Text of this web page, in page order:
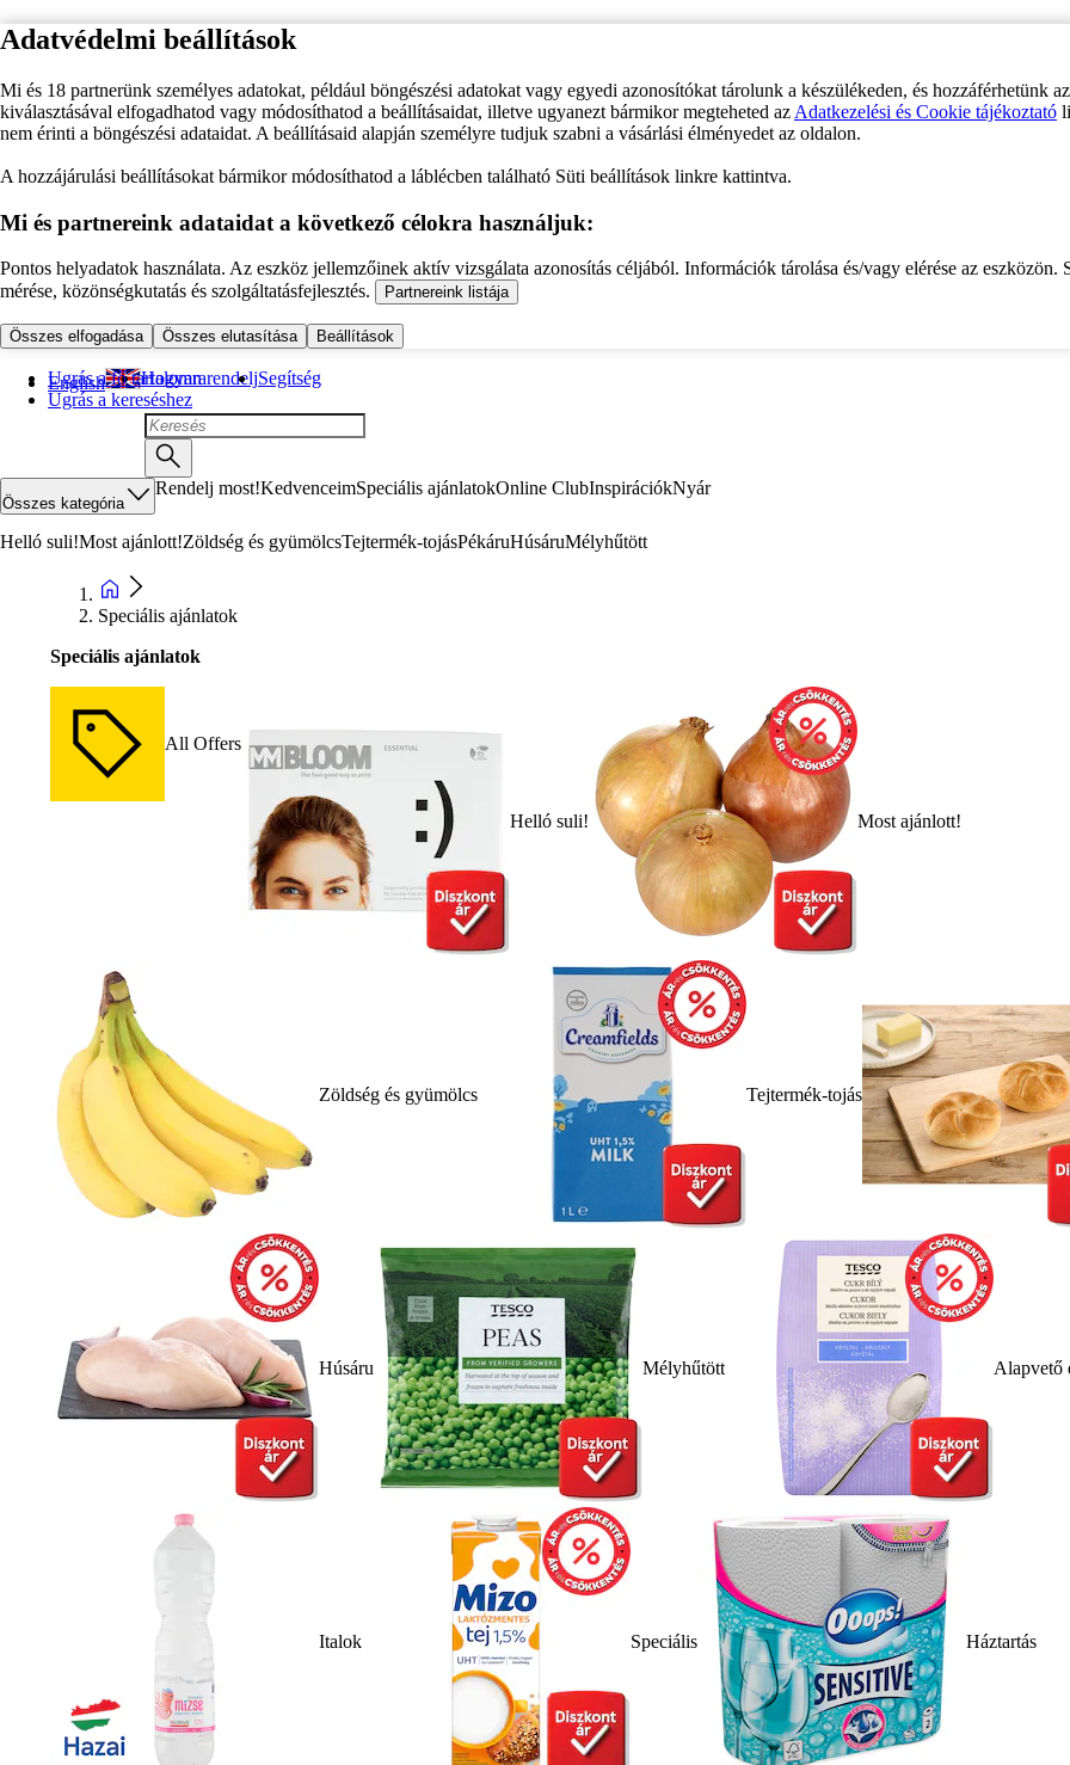
Adatvédelmi beállítások
Mi és 18 partnerünk személyes adatokat, például böngészési adatokat vagy egyedi azonosítókat tárolunk a készülékeden, és hozzáférhetünk
kiválasztásával elfogadhatod vagy módosíthatod a beállításaidat, illetve ugyanezt bármikor megteheted az Adatkezelési és Cookie tájékoztató
nem érinti a böngészési adataidat. A beállításaid alapján személyre tudjuk szabni a vásárlási élményedet az oldalon.
A hozzájárulási beállításokat bármikor módosíthatod a láblécben található Süti beállítások linkre kattintva.
Mi és partnereink adataidat a következő célokra használjuk:
Pontos helyadatok használata. Az eszköz jellemzőinek aktív vizsgálata azonosítás céljából. Információk tárolása és/vagy elérése az eszközön.
mérése, közönségkutatás és szolgáltatásfejlesztés.
Partnereink listája
Összes elfogadása Összes elutasítása Beállítások
Ugrás a fő tartalomra
Ugrás a kereséshez
English Hogyan rendeljSegítség
Összes kategória
Rendelj most!KedvenceimSpeciális ajánlatokOnline ClubInspirációkNyár
Helló suli!Most ajánlott!Zöldség és gyümölcsTejtermék-tojásPékáruHúsáruMélyhűtött
Speciális ajánlatok
Speciális ajánlatok
All Offers
Helló suli! Most ajánlott!
Zöldség és gyümölcs Tejtermék-tojás
Húsáru Mélyhűtött Alapvető
Italok Speciális Háztartás